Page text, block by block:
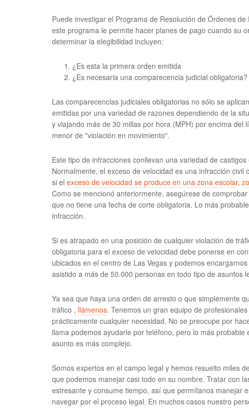
Puede investigar el Programa de Resolución de Órdenes
este programa le permite hacer planes de pago cuando su
determinar la elegibilidad incluyen:
¿Es esta la primera orden emitida
¿Es necesaria una comparecencia judicial obligatoria?
Las comparecencias judiciales obligatorias no sólo se
emitidas por una variedad de razones dependiendo de la
y viajando más de 30 millas por hora (MPH) por encima
menor de "violación en movimiento".
Este tipo de infracciones conllevan una variedad de
Normalmente, el exceso de velocidad es una infracción
si el exceso de velocidad se produce en una zona escolar,
Como se mencionó anteriormente, asegúrese de
que no tiene una fecha de corte obligatoria. Lo más
infracción.
Si es atrapado en una posición de cualquier violación de
obligatoria para el exceso de velocidad debe ponerse en
ubicados en el centro de Las Vegas y podemos
asistido a más de 50.000 personas en todo tipo de asuntos
Ya sea que haya una orden de arresto o que simplemente
tráfico , llámenos. Tenemos un gran equipo de
prácticamente cualquier necesidad. No se preocupe por
llama podemos ayudarle por teléfono, pero lo más
asunto es más complejo.
Somos expertos en el campo legal y hemos resuelto miles
que podemos manejar casi todo en su nombre. Tratar con
estresante y consume tiempo, así que permítanos manejar
navegar por el proceso legal. En muchos casos nuestro